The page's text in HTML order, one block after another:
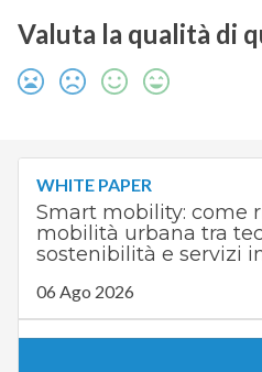
Valuta la qualità di
WHITE PAPER
Smart mobility: come
mobilità urbana tra
sostenibilità e servizi
06 Ago 2026